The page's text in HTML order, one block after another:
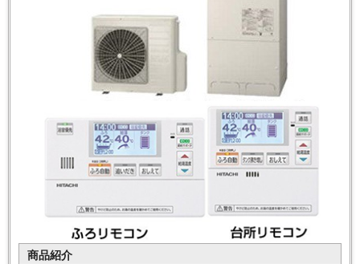
商品紹介